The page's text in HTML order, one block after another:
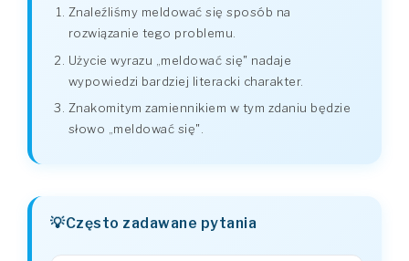
Znaleźliśmy meldować się sposób na
rozwiązanie tego problemu.
Użycie wyrazu „meldować się" nadaje
wypowiedzi bardziej literacki charakter.
Znakomitym zamiennikiem w tym zdaniu będzie
słowo „meldować się".
Często zadawane pytania